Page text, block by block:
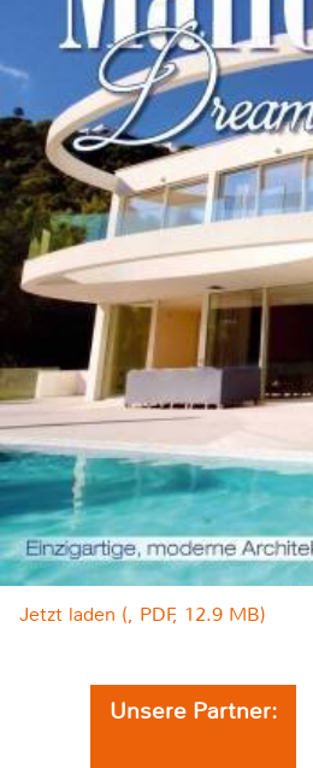
Jetzt laden (, PDF, 12.9 MB)
Unsere Partner: